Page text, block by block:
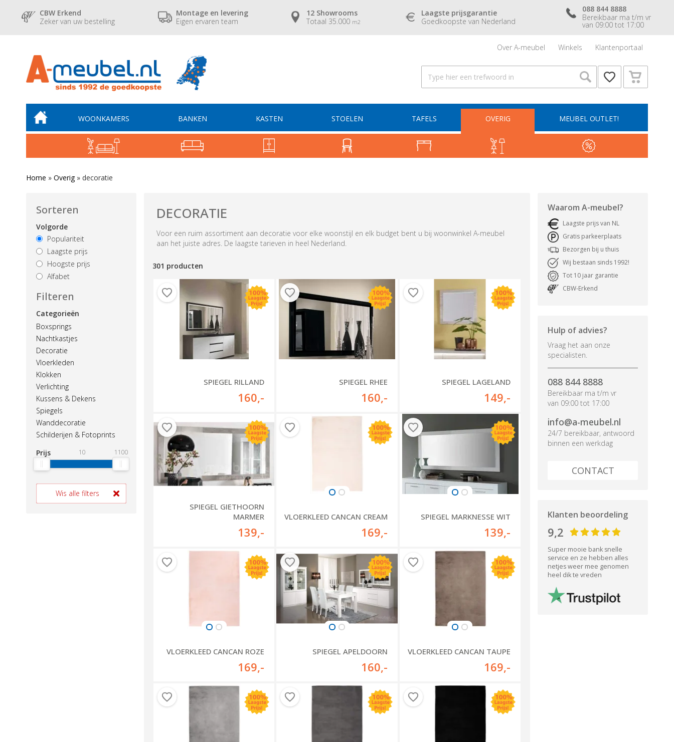
CBW Erkend
Zeker van uw bestelling
Montage en levering
Eigen ervaren team
12 Showrooms
Totaal 35.000 m2
Laagste prijsgarantie
Goedkoopste van Nederland
088 844 8888
Bereikbaar ma t/m vr
van 09:00 tot 17:00
Over A-meubel Winkels Klantenportaal
WOONKAMERS BANKEN KASTEN STOELEN TAFELS OVERIG MEUBEL OUTLET!
Home » Overig» decoratie
Sorteren
Volgorde
Populariteit
Laagste prijs
Hoogste prijs
Alfabet
Filteren
Categorieën
Boxsprings
Nachtkastjes
Decoratie
Vloerkleden
Klokken
Verlichting
Kussens & Dekens
Spiegels
Wanddecoratie
Schilderijen & Fotoprints
Prijs
10 1100
Wis alle filters
DECORATIE
Voor een ruim assortiment aan decoratie voor elke woonstijl en elk budget bent u bij woonwinkel A-meubel
aan het juiste adres. De laagste tarieven in heel Nederland.
301 producten
SPIEGEL RILLAND
160,-
SPIEGEL RHEE
160,-
SPIEGEL LAGELAND
149,-
SPIEGEL GIETHOORN
MARMER
139,-
VLOERKLEED CANCAN CREAM
169,-
SPIEGEL MARKNESSE WIT
139,-
VLOERKLEED CANCAN ROZE
169,-
SPIEGEL APELDOORN
160,-
VLOERKLEED CANCAN TAUPE
169,-
Waarom A-meubel?
Laagste prijs van NL
Gratis parkeerplaats
Bezorgen bij u thuis
Wij bestaan sinds 1992!
Tot 10 jaar garantie
CBW-Erkend
Hulp of advies?
Vraag het aan onze
specialisten.
088 844 8888
Bereikbaar ma t/m vr
van 09:00 tot 17:00
info@a-meubel.nl
24/7 bereikbaar, antwoord
binnen een werkdag
CONTACT
Klanten beoordeling
9,2
Super mooie bank snelle
service en ze hebben alles
netjes weer mee genomen
heel dik te vreden